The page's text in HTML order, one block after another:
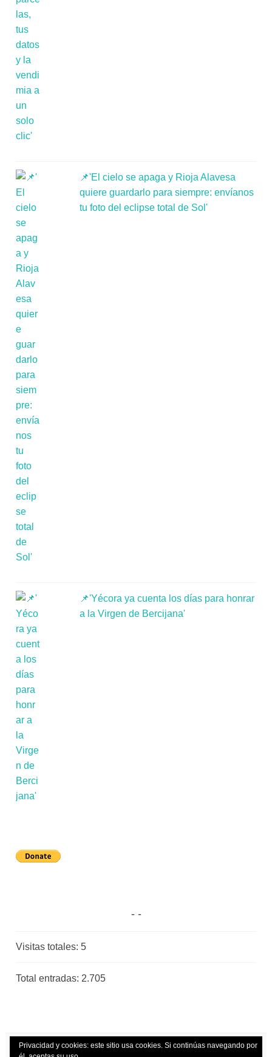
📌'El cielo se apaga y Rioja Alavesa
quiere guardarlo para siempre: envíanos
tu foto del eclipse total de Sol'
📌'Yécora ya cuenta los días para honrar
a la Virgen de Bercijana'
Visitas totales: 5
Total entradas: 2.705
Privacidad y cookies: este sitio usa cookies. Si continúas navegando por